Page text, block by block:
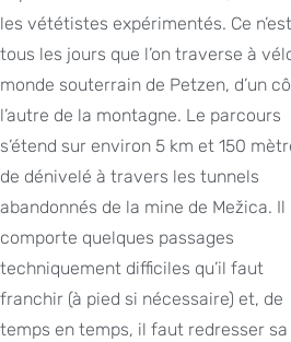
les vététistes expérimentés. Ce
tous les jours que l’on traverse à
monde souterrain de Petzen, d’un
l’autre de la montagne. Le parcours
s’étend sur environ 5 km et 150
de dénivelé à travers les tunnels
abandonnés de la mine de Mežica. Il
comporte quelques passages
techniquement difficiles qu’il faut
franchir (à pied si nécessaire) et, de
temps en temps, il faut redresser sa